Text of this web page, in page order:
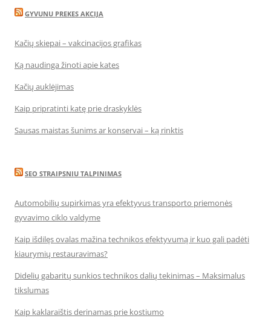
GYVUNU PREKES AKCIJA
Kačių skiepai – vakcinacijos grafikas
Ką naudinga žinoti apie kates
Kačių auklėjimas
Kaip pripratinti katę prie draskyklės
Sausas maistas šunims ar konservai – ką rinktis
SEO STRAIPSNIU TALPINIMAS
Automobilių supirkimas yra efektyvus transporto priemonės
gyvavimo ciklo valdyme
Kaip išdilęs ovalas mažina technikos efektyvumą ir kuo gali padėti
kiaurymių restauravimas?
Didelių gabaritų sunkios technikos dalių tekinimas – Maksimalus
tikslumas
Kaip kaklaraištis derinamas prie kostiumo